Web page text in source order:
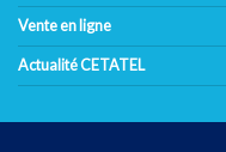
Vente en ligne
Actualité CETATEL